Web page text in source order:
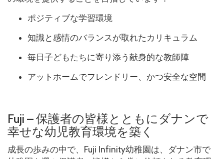
ポジティブな学習環境
知識と感情のバランスが取れたカリキュラム
毎日子どもたちに寄り添う献身的な教師陣
アットホームでフレンドリー、かつ安全な空間
Fuji – 保護者の皆様とともにダナンで
幸せな幼児教育環境を築く
成長の歩みの中で、Fuji Infinity幼稚園は、ダナン市で